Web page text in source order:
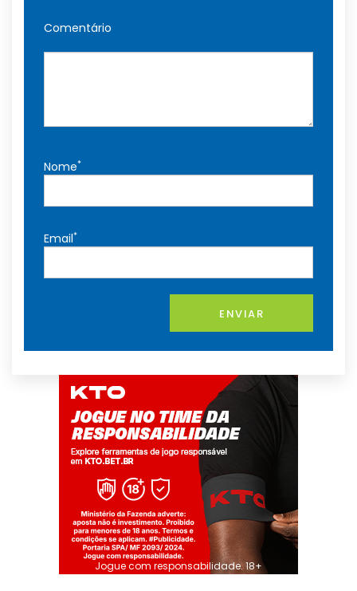
Comentário
Nome*
Email*
ENVIAR
Jogue com responsabilidade. 18+